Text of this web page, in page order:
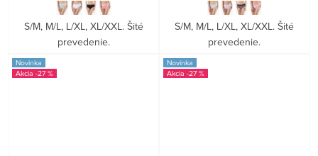
S/M, M/L, L/XL, XL/XXL. Šité
prevedenie.
S/M, M/L, L/XL, XL/XXL. Šité
prevedenie.
Novinka
-27 %
Novinka
-27 %